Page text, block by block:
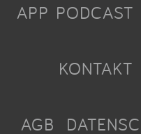
APP PODCAST
KONTAKT
AGB